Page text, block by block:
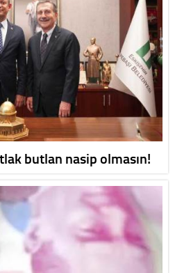
butlan nasip olmasın!